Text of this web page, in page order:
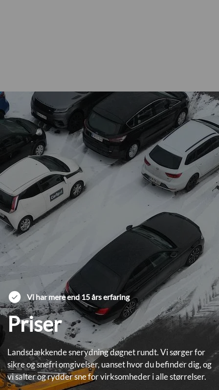
Vi har mere end 15 års erfaring
Priser
Landsdækkende snerydning døgnet rundt. Vi sørger for
sikre og snefri omgivelser, uanset hvor du befinder dig, og
vi salter og rydder sne for virksomheder i alle størrelser.